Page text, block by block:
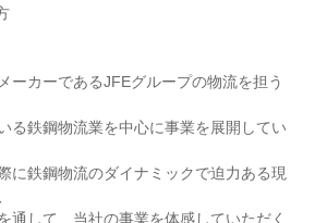
ーカーであるJFEグループの物流を担う
る鉄鋼物流業を中心に事業を展開してい
に鉄鋼物流のダイナミックで迫力ある現
通して、当社の事業を体感していただく